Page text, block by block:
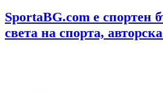
SportaBG.com е спортен
света на спорта,